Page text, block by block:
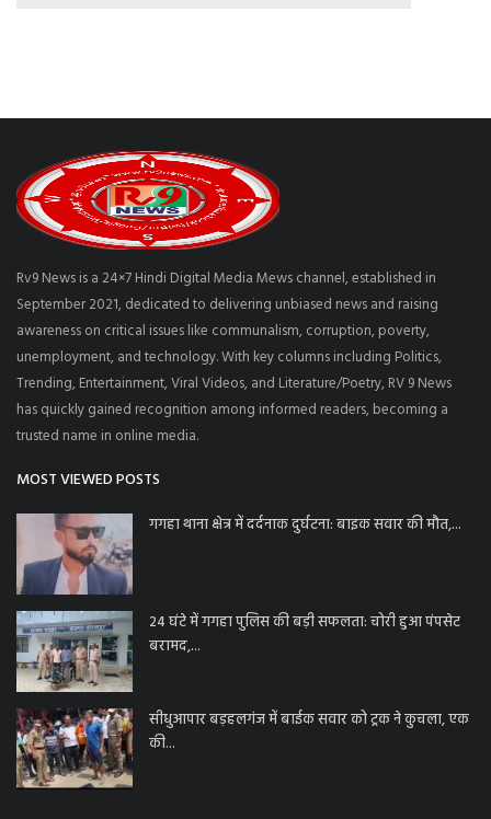
Rv9 News is a 24×7 Hindi Digital Media Mews channel, established in
September 2021, dedicated to delivering unbiased news and raising
awareness on critical issues like communalism, corruption, poverty,
unemployment, and technology. With key columns including Politics,
Trending, Entertainment, Viral Videos, and Literature/Poetry, RV 9 News
has quickly gained recognition among informed readers, becoming a
trusted name in online media.
MOST VIEWED POSTS
गगहा थाना क्षेत्र में दर्दनाक दुर्घटना: बाइक सवार की मौत,...
24 घंटे में गगहा पुलिस की बड़ी सफलता: चोरी हुआ पंपसेट
बरामद,...
सीधुआपार बड़हलगंज में बाईक सवार को ट्रक ने कुचला, एक
की...